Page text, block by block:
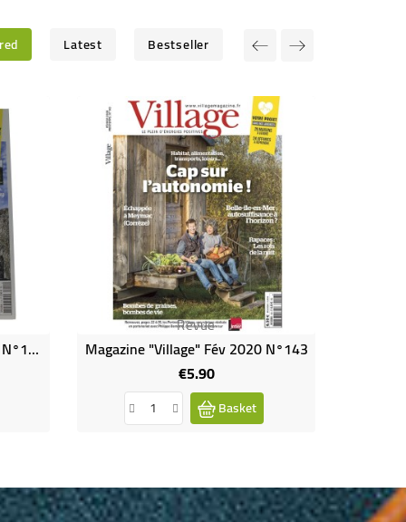
Latest Bestseller
Magazine "Village" Nov 2019 N°142
Revue
Magazine "Village" Fév 2020 N°143
€5.90Price
Basket